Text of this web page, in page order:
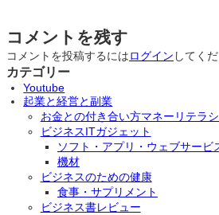
コメントを残す
コメントを投稿するにはログイン してくだ
カテゴリー
Youtube
起業と経営と副業
お金との付き合い方マネーリテラ
ビジネスITガジェット
ソフト・アプリ・ウェブサービ
機材
ビジネスのための健康
食事・サプリメント
ビジネス書レビュー